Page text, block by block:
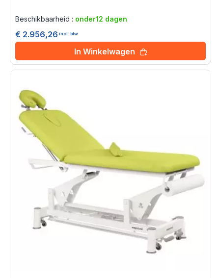
Beschikbaarheid : onder12 dagen
€ 2.956,26 incl. btw
In Winkelwagen